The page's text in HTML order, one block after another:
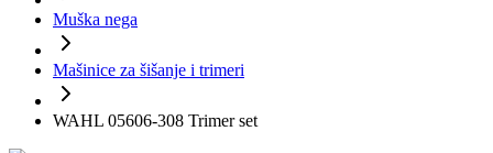
Muška nega
Mašinice za šišanje i trimeri
WAHL 05606-308 Trimer set